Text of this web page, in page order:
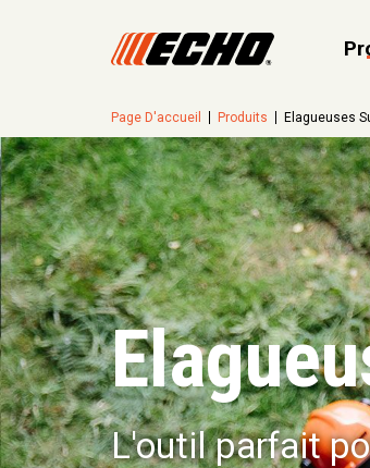
Page D'accueil Produits Elagueuses
L'outil parfait